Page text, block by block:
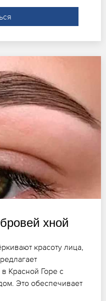
хной
красоту лица,
Красной Горе с
Это обеспечивает